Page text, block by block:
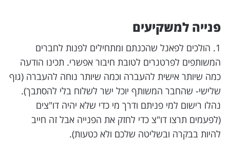
פנייה למשקיעים
1. הולכים לפאנל שהכנתם ומתחילים לפנות לחברים
המשותפים לפרטנרים לטובת חיבור אפשרי. תכינו הודעה
כמה שיותר אישית להעברה וכמה שיותר נוחה להעברה (גוף
שלישי- שהחבר המשותף יוכל ישר לשלוח בלי להסתבך).
נהלו רישום למי פניתם ודרך מי כדי שלא יהיה דו"צים
(לפעמים תרצו דו"צ כדי לחזק את הפנייה אבל זה חייב
להיות בבקרה ובשליטה שלכם ולא כטעות).